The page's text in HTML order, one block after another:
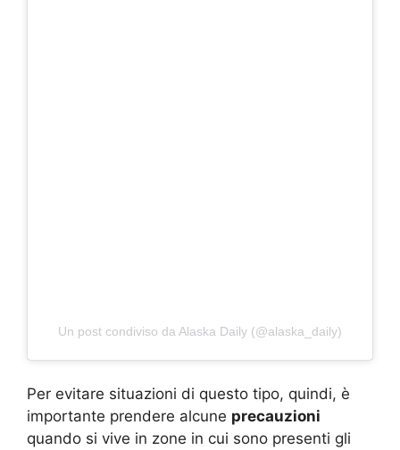
Un post condiviso da Alaska Daily (@alaska_daily)
Per evitare situazioni di questo tipo, quindi, è
importante prendere alcune precauzioni
quando si vive in zone in cui sono presenti gli